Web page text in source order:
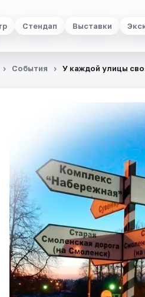
Стендап Выставки
События У каждой улицы